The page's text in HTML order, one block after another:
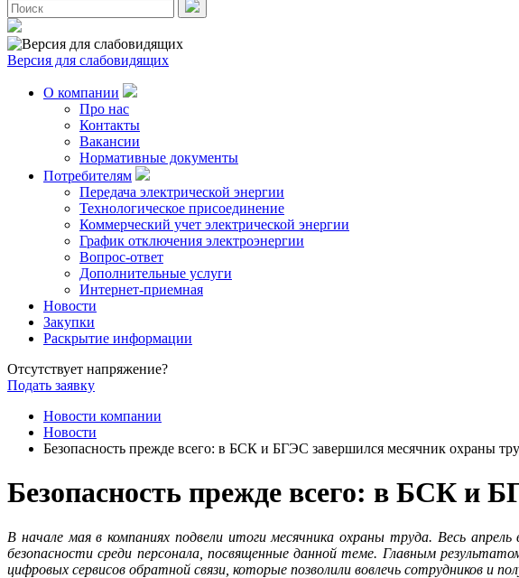
Версия для слабовидящих
О компании
Про нас
Контакты
Вакансии
Нормативные документы
Потребителям
Передача электрической энергии
Технологическое присоединение
Коммерческий учет электрической энергии
График отключения электроэнергии
Вопрос-ответ
Дополнительные услуги
Интернет-приемная
Новости
Закупки
Раскрытие информации
Отсутствует напряжение?
Подать заявку
Новости компании
Новости
Безопасность прежде всего: в БСК и БГЭС завершился месячник охраны
Безопасность прежде всего: в БСК и
В начале мая в компаниях подвели итоги месячника охраны труда. Весь
безопасности среди персонала, посвященные данной теме. Главным
цифровых сервисов обратной связи, которые позволили вовлечь сотрудников и